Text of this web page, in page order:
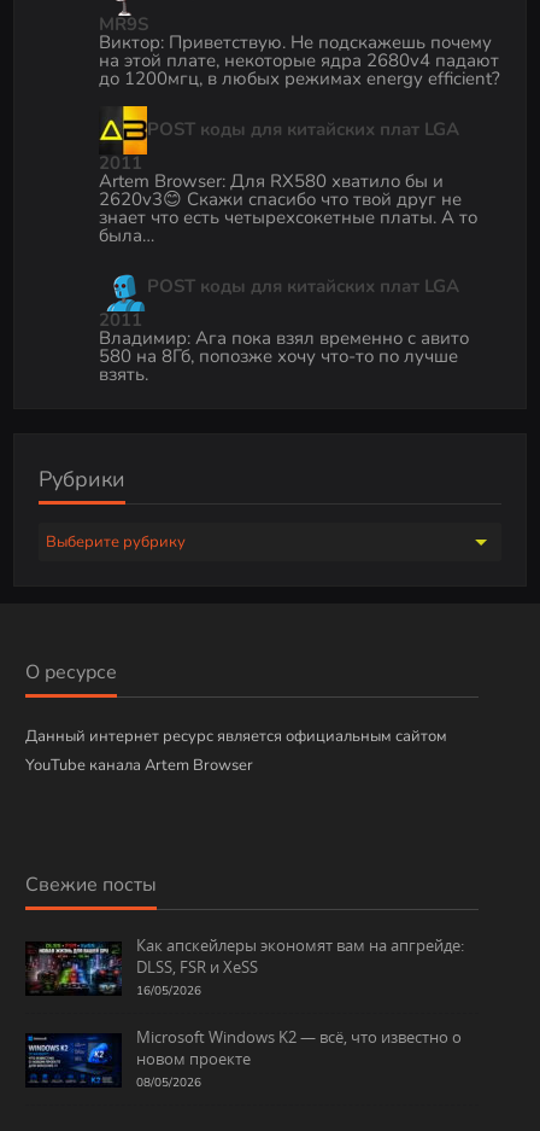
MR9S
Виктор: Приветствую. Не подскажешь почему
на этой плате, некоторые ядра 2680v4 падают
до 1200мгц, в любых режимах energy efficient?
POST коды для китайских плат LGA
2011
Artem Browser:Для RX580 хватило бы и
2620v3😊 Скажи спасибо что твой друг не
знает что есть четырехсокетные платы. А то
была…
POST коды для китайских плат LGA
2011
Владимир:Ага пока взял временно с авито
580 на 8Гб, попозже хочу что-то по лучше
взять.
Рубрики
Р
к
О ресурсе
Данный интернет ресурс является официальным сайтом
YouTube канала Artem Browser
Свежие посты
Как апскейлеры экономят вам на апгрейде:
DLSS, FSR и XeSS
16/05/2026
Microsoft Windows K2 — всё, что известно о
новом проекте
08/05/2026